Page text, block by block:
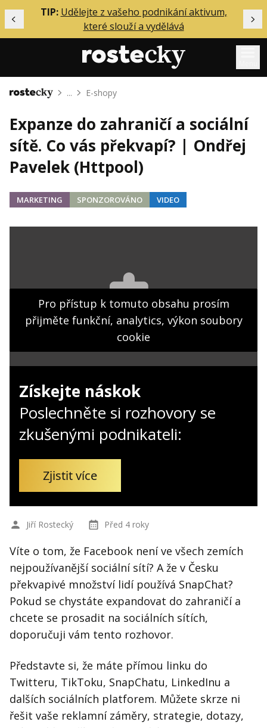
Předchozí
TIP: Udělejte z vašeho podnikání aktivum,
které slouží a vydělává
Mentoring
Podcasty
Solo
Akce
O mně
Obchodní podmínky
Hledaná fráze Hledat
Domů ... E-shopy
Expanze do zahraničí a sociální
sítě. Co vás překvapí? | Ondřej
Pavelek (Httpool)
MARKETING SPONZOROVÁNO VIDEO
Pro přístup k tomuto obsahu prosím
přijměte funkční, analytics, výkon soubory
cookie
Získejte náskok
Poslechněte si rozhovory se
zkušenými podnikateli:
Zjistit více
Jiří Rostecký Před 4 roky
Víte o tom, že Facebook není ve všech zemích
nejpoužívanější sociální sítí? A že v Česku
překvapivé množství lidí používá SnapChat?
Pokud se chystáte expandovat do zahraničí a
chcete se prosadit na sociálních sítích,
doporučuji vám tento rozhovor.
Představte si, že máte přímou linku do
Twitteru, TikToku, SnapChatu, LinkedInu a
dalších sociálních platforem. Můžete skrze ni
řešit vaše reklamní záměry, strategie, dotazy,